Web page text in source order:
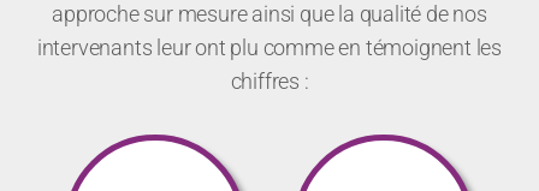
approche sur mesure ainsi que la qualité de nos
intervenants leur ont plu comme en témoignent les
chiffres :